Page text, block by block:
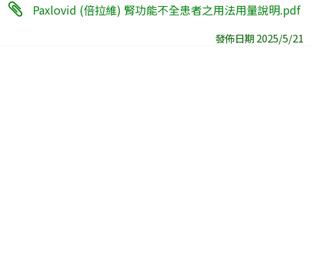
Paxlovid (倍拉維) 腎功能不全患者之用法用量說明.pdf
發佈日期 2025/5/21